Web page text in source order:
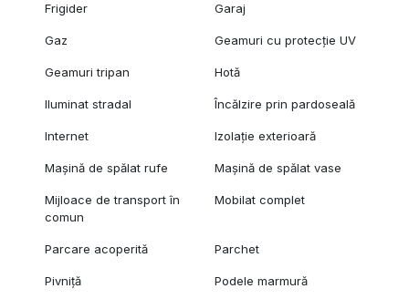
Frigider Garaj
Gaz Geamuri cu protecție UV
Geamuri tripan Hotă
Iluminat stradal Încălzire prin pardoseală
Internet Izolație exterioară
Mașină de spălat rufe Mașină de spălat vase
Mijloace de transport în
comun
Mobilat complet
Parcare acoperită Parchet
Pivniță Podele marmură